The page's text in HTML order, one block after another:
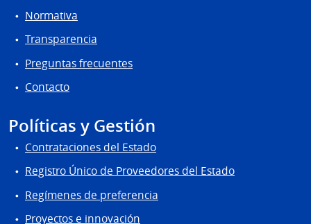
Normativa
Transparencia
Preguntas frecuentes
Contacto
Políticas y Gestión
Contrataciones del Estado
Registro Único de Proveedores del Estado
Regímenes de preferencia
Proyectos e innovación